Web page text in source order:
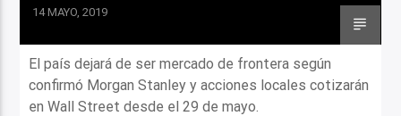
14 MAYO, 2019
El país dejará de ser mercado de frontera según
confirmó Morgan Stanley y acciones locales cotizarán
en Wall Street desde el 29 de mayo.